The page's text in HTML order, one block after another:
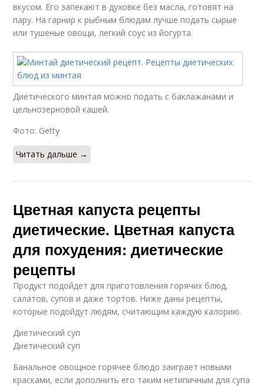
вкусом. Его запекают в духовке без масла, готовят на
пару. На гарнир к рыбным блюдам лучше подать сырые
или тушеные овощи, легкий соус из йогурта.
Диетического минтая можно подать с баклажанами и
цельнозерновой кашей.
Фото: Getty
Читать дальше →
Цветная капуста рецепты
диетические. Цветная капуста
для похудения: диетические
рецепты
Продукт подойдет для приготовления горячих блюд,
салатов, супов и даже тортов. Ниже даны рецепты,
которые подойдут людям, считающим каждую калорию.
Диетический суп
Диетический суп
Банальное овощное горячее блюдо заиграет новыми
красками, если дополнить его таким нетипичным для супа